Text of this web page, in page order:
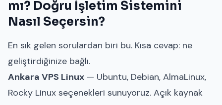
mı? Doğru İşletim Sistemini
Nasıl Seçersin?
En sık gelen sorulardan biri bu. Kısa cevap: ne
geliştirdiğinize bağlı.
Ankara VPS Linux — Ubuntu, Debian, AlmaLinux,
Rocky Linux seçenekleri sunuyoruz. Açık kaynak